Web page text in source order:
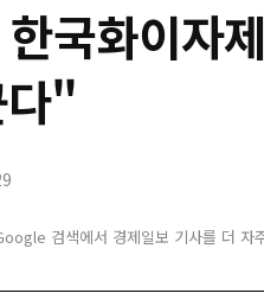
국화이
다"
검색에서 경제일보 기사를 더 자